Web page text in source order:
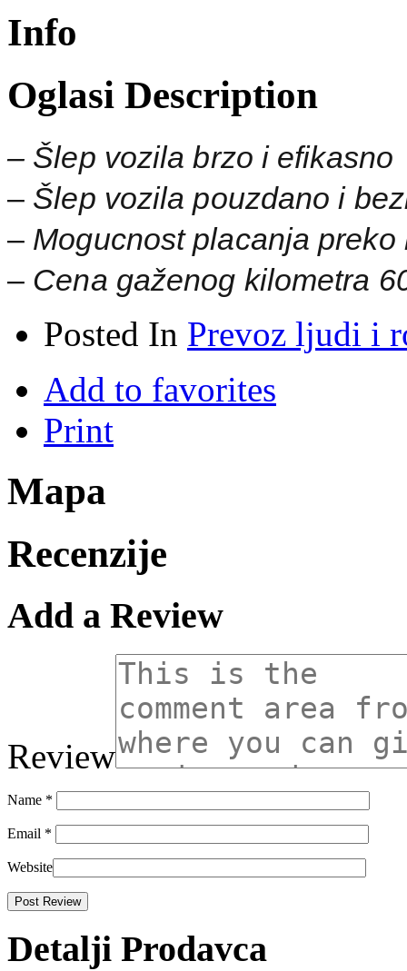
Info
Oglasi Description
– Šlep vozila brzo i efikasno
– Šlep vozila pouzdano i
– Mogucnost placanja preko
– Cena gaženog kilometra
Posted In Prevoz ljudi i
Add to favorites
Print
Mapa
Recenzije
Add a Review
Review
Name *
Email *
Website
Detalji Prodavca